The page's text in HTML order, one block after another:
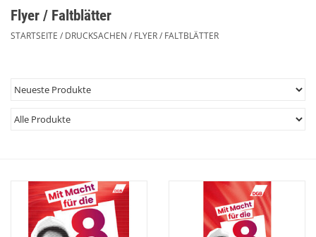
EINBLICK
HANDWERK
1. MAI
Flyer / Faltblätter
STARTSEITE / DRUCKSACHEN / FLYER / FALTBLÄTTER